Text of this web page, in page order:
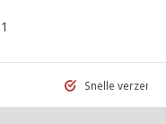
Snelle